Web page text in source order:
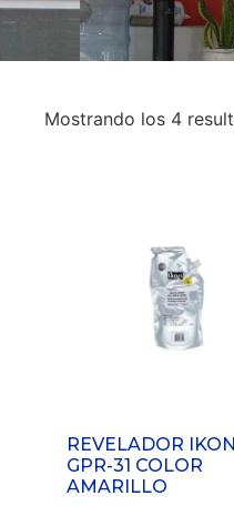
Mostrando los 4
REVELADOR IKON
GPR-31 COLOR
AMARILLO